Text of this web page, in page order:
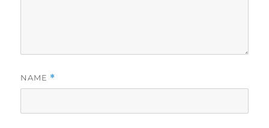
NAME *